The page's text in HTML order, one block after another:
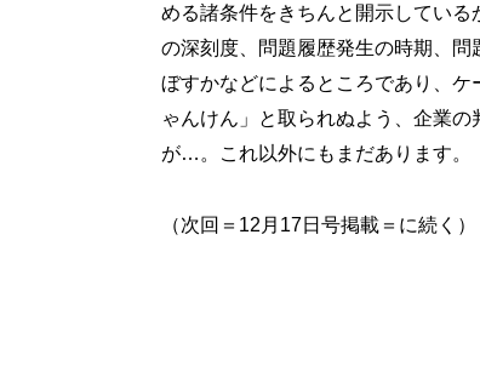
める諸条件をきちんと開示してい
の深刻度、問題履歴発生の時期、
ぼすかなどによるところであり、
ゃんけん」と取られぬよう、企業
が…。これ以外にもまだあります。
（次回＝12月17日号掲載＝に続く）